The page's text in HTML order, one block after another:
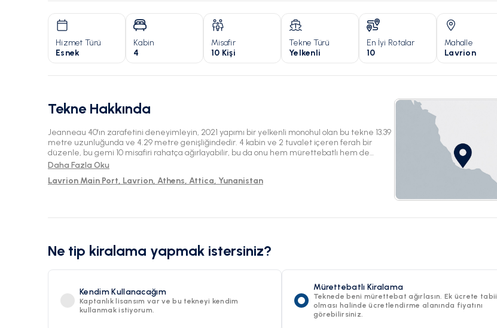
Hizmet Türü
Esnek
Kabin
4
Misafir
10 Kişi
Tekne Türü
Yelkenli
En İyi Rotalar
10
Mahalle
Lavrion
Tekne Hakkında
Jeanneau 40'ın zarafetini deneyimleyin, 2021 yapımı bir yelkenli monohul olan bu tekne 13.39
metre uzunluğunda ve 4.29 metre genişliğindedir. 4 kabin ve 2 tuvalet içeren ferah bir
düzenle, bu gemi 10 misafiri rahatça ağırlayabilir, bu da onu hem mürettebatlı hem de
mürettebatsız kiralamalar için ideal kılar. Lavrion'un güzel konumundan yola çıkarak
Daha Fazla Oku
Lavrion Main Port, Lavrion, Athens, Attica, Yunanistan
Ne tip kiralama yapmak istersiniz?
Kendim Kullanacağım
Kaptanlık lisansım var ve bu tekneyi kendim
kullanmak istiyorum.
Mürettebatlı Kiralama
Teknede beni mürettebat ağırlasın. Ek ücrete tabii
olması halinde ücretlendirme alanında fiyatını
görebilirsiniz.